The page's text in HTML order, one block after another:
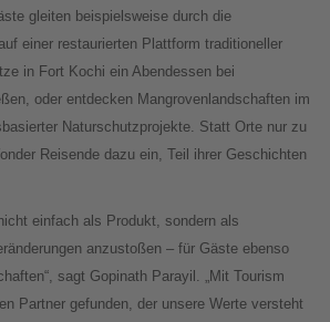
gleiten beispielsweise durch die
einer restaurierten Plattform traditioneller
in Fort Kochi ein Abendessen bei
oder entdecken Mangrovenlandschaften im
Naturschutzprojekte. Statt Orte nur zu
Reisende dazu ein, Teil ihrer Geschichten
einfach als Produkt, sondern als
anzustoßen – für Gäste ebenso
sagt Gopinath Parayil. „Mit Tourism
Partner gefunden, der unsere Werte versteht